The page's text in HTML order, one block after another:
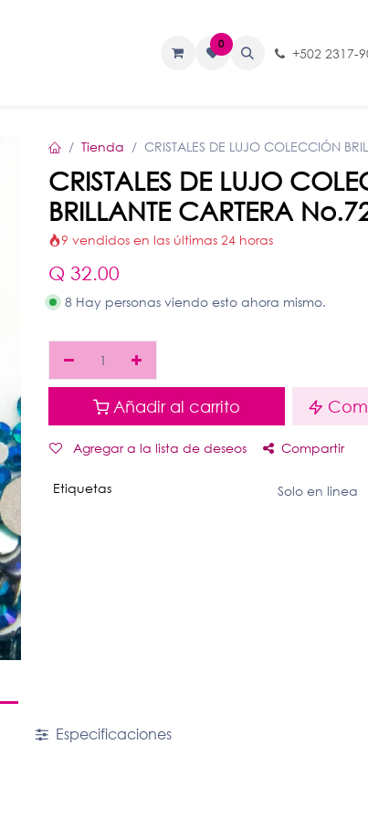
0
+502 2317-
Tienda CRISTALES DE LUJO COLECCIÓN
CRISTALES DE LUJO
BRILLANTE CARTERA
9 vendidos en las últimas 24 horas
Q 32.00
8 Hay personas viendo esto ahora mismo.
Añadir al carrito
Agregar a la lista de deseos Compartir
Etiquetas Solo en linea
Especificaciones